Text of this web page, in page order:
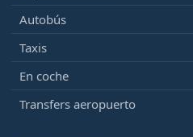
Autobús
Taxis
En coche
Transfers aeropuerto